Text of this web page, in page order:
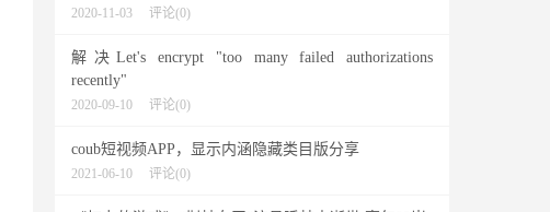
2020-11-03 评论(0)
解决Let's encrypt "too many failed authorizations
recently"
2020-09-10 评论(0)
coub短视频APP，显示内涵隐藏类目版分享
2021-06-10 评论(0)